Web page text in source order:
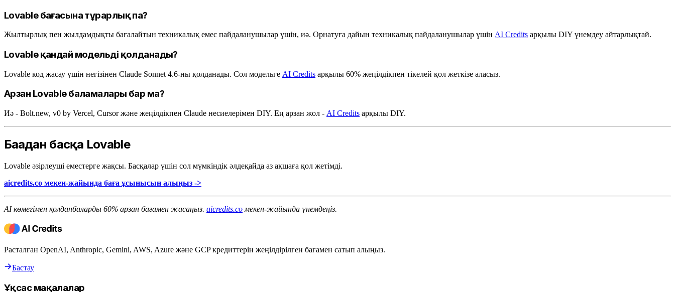
Lovable бағасына тұрарлық па?
Жылтырлық пен жылдамдықты бағалайтын техникалық емес пайдаланушылар үшін, иә. Орнатуға дайын техникалық пайдаланушылар үшін AI Credits арқылы DIY үнемдеу айтарлықтай.
Lovable қандай модельді қолданады?
Lovable код жасау үшін негізінен Claude Sonnet 4.6-ны қолданады. Сол модельге AI Credits арқылы 60% жеңілдікпен тікелей қол жеткізе аласыз.
Арзан Lovable баламалары бар ма?
Иә - Bolt.new, v0 by Vercel, Cursor және жеңілдікпен Claude несиелерімен DIY. Ең арзан жол - AI Credits арқылы DIY.
Бағадан басқа Lovable
Lovable әзірлеуші еместерге жақсы. Басқалар үшін сол мүмкіндік әлдеқайда аз ақшаға қол жетімді.
aicredits.co мекен-жайында баға ұсынысын алыңыз ->
AI көмегімен қолданбаларды 60% арзан бағамен жасаңыз. aicredits.co мекен-жайында үнемдеңіз.
Расталған OpenAI, Anthropic, Gemini, AWS, Azure және GCP кредиттерін жеңілдірілген бағамен сатып алыңыз.
Бастау
Ұқсас мақалалар